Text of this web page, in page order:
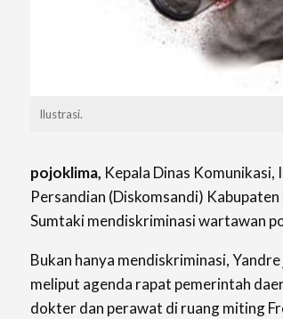
Ilustrasi.
pojoklima, Kepala Dinas
Persandian (Diskomsandi)
Sumtaki mendiskriminasi wartawan
Bukan hanya mendiskriminasi,
meliput agenda rapat pemerintah
dokter dan perawat di ruang miting